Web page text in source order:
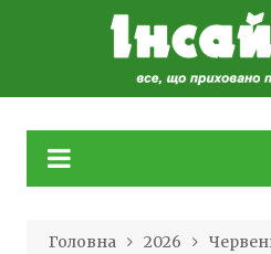
Головна 2026